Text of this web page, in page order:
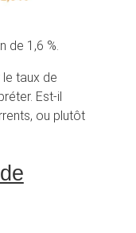
de 1,6 %.
taux de
Est-il
ou plutôt